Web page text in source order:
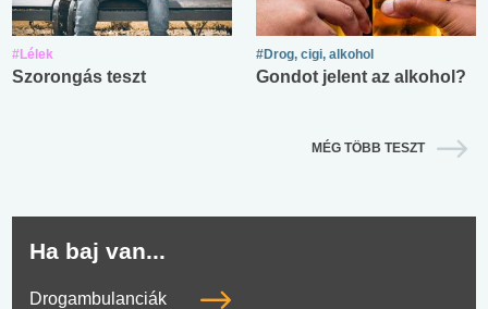
#Lélek
Szorongás teszt
#Drog, cigi, alkohol
Gondot jelent az alkohol?
MÉG TÖBB TESZT
Ha baj van...
Drogambulanciák